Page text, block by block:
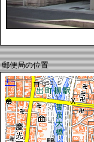
郵便局の位置